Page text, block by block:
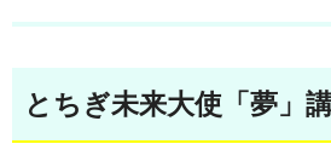
とちぎ未来大使「夢」